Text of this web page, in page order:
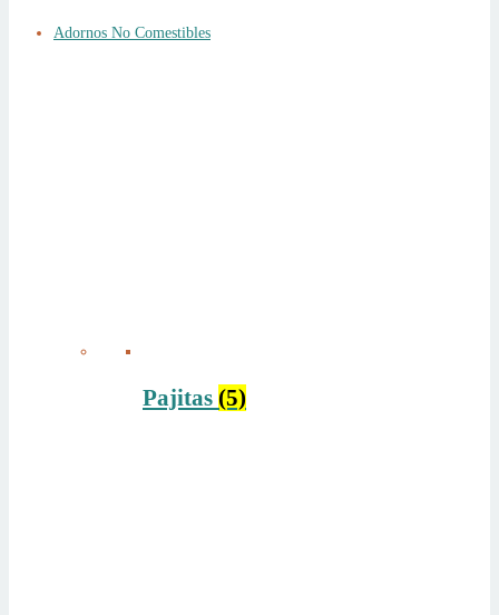
Adornos No Comestibles
Pajitas (5)